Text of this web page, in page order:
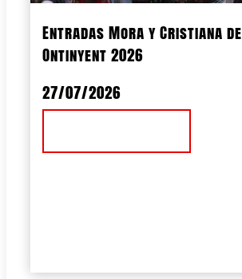
Entradas Mora y Cristiana de
Ontinyent 2026
27/07/2026